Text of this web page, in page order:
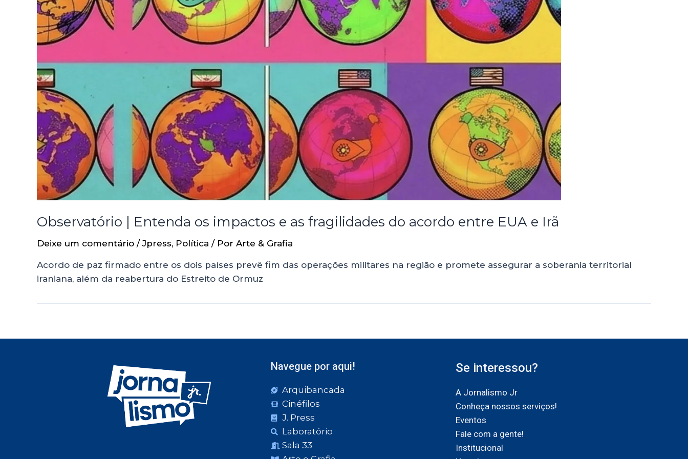
Observatório | Entenda os impactos e as fragilidades do acordo entre EUA e Irã
Deixe um comentário /Jpress, Política / Por Arte & Grafia
Acordo de paz firmado entre os dois países prevê fim das operações militares na região e promete assegurar a soberania territorial
iraniana, além da reabertura do Estreito de Ormuz
Navegue por aqui!
Arquibancada
Cinéfilos
J. Press
Laboratório
Sala 33
Se interessou?
A Jornalismo Jr
Conheça nossos serviços!
Eventos
Fale com a gente!
Institucional